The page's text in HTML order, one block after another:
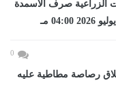
الزراعية صرف الأسمدة
0
رصاصة مطاطية عليه